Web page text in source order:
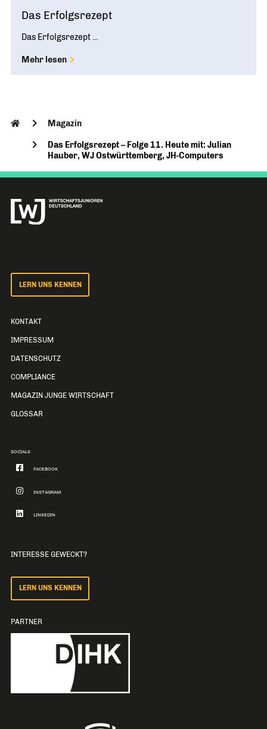
Das Erfolgsrezept
Das Erfolgsrezept ...
Mehr lesen
Magazin
Das Erfolgsrezept – Folge 11. Heute mit: Julian
Hauber, WJ Ostwürttemberg, JH-Computers
LERN UNS KENNEN
KONTAKT
IMPRESSUM
DATENSCHUTZ
COMPLIANCE
MAGAZIN JUNGE WIRTSCHAFT
GLOSSAR
SOCIALS
FACEBOOK
INSTAGRAM
LINKEDIN
INTERESSE GEWECKT?
LERN UNS KENNEN
PARTNER